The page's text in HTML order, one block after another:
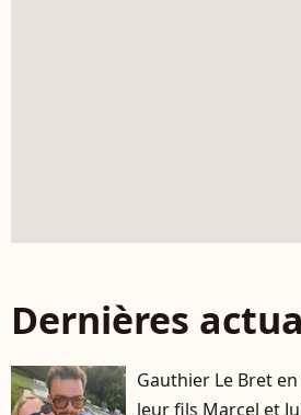
Dernières
Gauthier Le Bret
leur fils Marcel et